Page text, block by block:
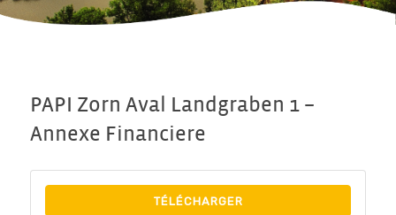
PAPI Zorn Aval Landgraben 1 –
Annexe Financiere
TÉLÉCHARGER